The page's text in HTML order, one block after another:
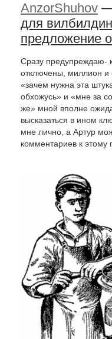
AnzorShuhov
для
предложение
Сразу предупреждаю-
отключены, миллион и
«зачем нужна эта
обхожусь» и «мне за
же» мной вполне
высказаться в ином
мне лично, а Артур
комментариев к этому